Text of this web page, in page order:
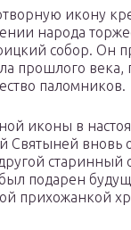
икону
народа
собор. Он
прошлого века,
паломников.
иконы в
Святыней вновь
подарен
прихожанкой